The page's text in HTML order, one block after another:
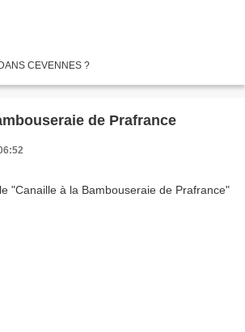
CEVENNES ?
de Prafrance